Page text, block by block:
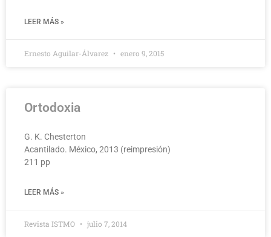
LEER MÁS »
Ernesto Aguilar-Álvarez enero 9, 2015
Ortodoxia
G. K. Chesterton
Acantilado. México, 2013 (reimpresión)
211 pp
LEER MÁS »
Revista ISTMO julio 7, 2014